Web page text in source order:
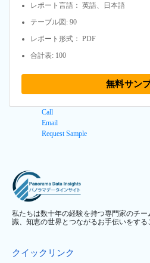
レポート言語： 英語、日本語
テーブル図: 90
レポート形式： PDF
合計表: 100
無料サン
Call
Email
Request Sample
私たちは数十年の経験を持つ専門家のチ
識、知恵の世界とつながるお手伝いをする
クイックリンク